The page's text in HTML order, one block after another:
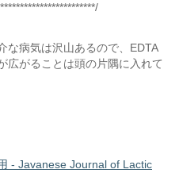
な病気は沢山あるので、EDTA
広がることは頭の片隅に入れて
- Javanese Journal of Lactic